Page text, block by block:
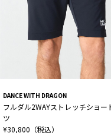
DANCE WITH DRAGON
フルダル2WAYストレッチショー
ツ
¥30,800（税込）